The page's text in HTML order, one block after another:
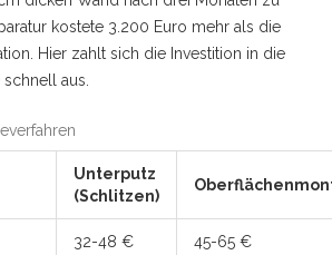
kostete 3.200 Euro mehr als die
Hier zahlt sich die Investition in die
aus.
Unterputz
(Schlitzen)
32-48 € 45-65 €